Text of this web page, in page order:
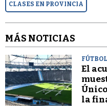
CLASES EN PROVINCIA
MÁS NOTICIAS
El
la